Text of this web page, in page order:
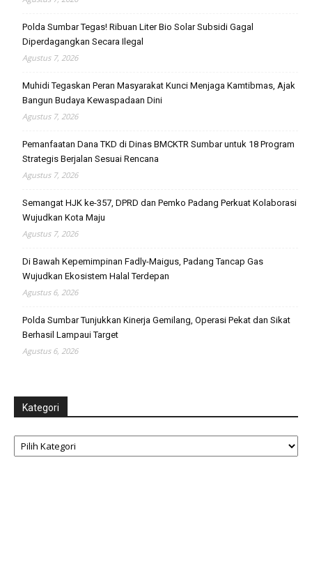
Polda Sumbar Tegas! Ribuan Liter Bio Solar Subsidi Gagal
Diperdagangkan Secara Ilegal
Agustus 7, 2026
Muhidi Tegaskan Peran Masyarakat Kunci Menjaga Kamtibmas, Ajak
Bangun Budaya Kewaspadaan Dini
Agustus 7, 2026
Pemanfaatan Dana TKD di Dinas BMCKTR Sumbar untuk 18 Program
Strategis Berjalan Sesuai Rencana
Agustus 7, 2026
Semangat HJK ke-357, DPRD dan Pemko Padang Perkuat Kolaborasi
Wujudkan Kota Maju
Agustus 7, 2026
Di Bawah Kepemimpinan Fadly-Maigus, Padang Tancap Gas
Wujudkan Ekosistem Halal Terdepan
Agustus 6, 2026
Polda Sumbar Tunjukkan Kinerja Gemilang, Operasi Pekat dan Sikat
Berhasil Lampaui Target
Agustus 6, 2026
Kategori
Kategori